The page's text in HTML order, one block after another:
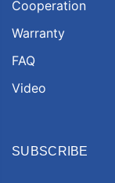
Cooperation
Warranty
FAQ
Video
SUBSCRIBE